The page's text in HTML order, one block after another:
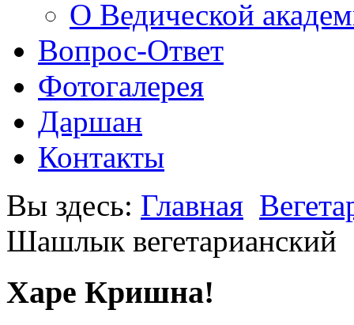
О Ведической
Вопрос-Ответ
Фотогалерея
Даршан
Контакты
Вы здесь: Главная
Шашлык вегетарианский
Харе Кришна!